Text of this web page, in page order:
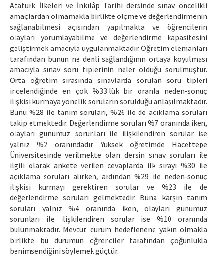
Atatürk İlkeleri ve İnkılâp Tarihi dersinde sınav öncelikli
amaçlardan olmamakla birlikte ölçme ve değerlendirmenin
sağlanabilmesi açısından yapılmakta ve öğrencilerin
olayları yorumlayabilme ve değerlendirme kapasitesini
geliştirmek amacıyla uygulanmaktadır. Öğretim elemanları
tarafından bunun ne denli sağlandığının ortaya koyulması
amacıyla sınav soru tiplerinin neler olduğu sorulmuştur.
Orta öğretim sırasında sınavlarda sorulan soru tipleri
incelendiğinde en çok %33’lük bir oranla neden-sonuç
ilişkisi kurmaya yönelik soruların sorulduğu anlaşılmaktadır.
Bunu %28 ile tanım soruları, %26 ile de açıklama soruları
takip etmektedir. Değerlendirme soruları %7 oranında iken,
olayları günümüz sorunları ile ilişkilendiren sorular ise
yalnız %2 oranındadır. Yüksek öğretimde Hacettepe
Üniversitesinde verilmekte olan dersin sınav soruları ile
ilgili olarak ankete verilen cevaplarda ilk sırayı %30 ile
açıklama soruları alırken, ardından %29 ile neden-sonuç
ilişkisi kurmayı gerektiren sorular ve %23 ile de
değerlendirme soruları gelmektedir. Buna karşın tanım
soruları yalnız %4 oranında iken, olayları günümüz
sorunları ile ilişkilendiren sorular ise %10 oranında
bulunmaktadır. Mevcut durum hedeflenene yakın olmakla
birlikte bu durumun öğrenciler tarafından çoğunlukla
benimsendiğini söylemek güçtür.